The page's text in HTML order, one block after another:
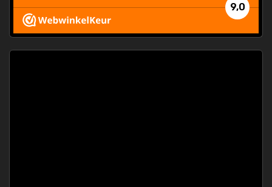
9,0